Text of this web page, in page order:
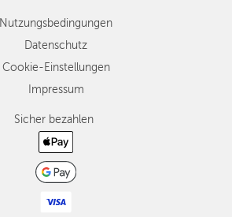
Nutzungsbedingungen
Datenschutz
Cookie-Einstellungen
Impressum
Sicher bezahlen